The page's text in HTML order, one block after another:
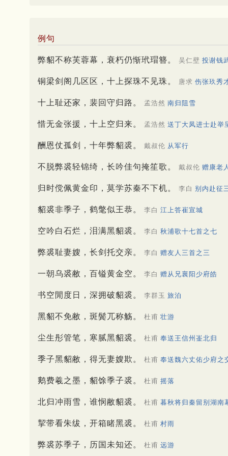
例句
弊貂不称芙蓉幕，衰朽仍惭玳瑁簪。 吴仁壁 投谢钱
铜梁剑阁几区区，十上探珠不见珠。 唐求 伤张玖秀
十上耻还家，裴回守归路。 孟浩然 南归阻雪
惜无金张援，十上空归来。 孟浩然 送丁大凤进士赴举
酬恩仗孤剑，十年弊貂裘。 戴叔伦 从军行
不脱弊裘轻锦绮，长吟佳句掩笙歌。 戴叔伦 赠康老
归时傥佩黄金印，莫学苏秦不下机。 李白 别内赴征
貂裘非季子，鹤氅似王恭。 李白 江上答崔宣城
空吟白石烂，泪满黑貂裘。 李白 秋浦歌十七首之七
弊裘耻妻嫂，长剑托交亲。 李白 赠友人三首之三
一朝乌裘敝，百镒黄金空。 李白 赠从兄襄阳少府皓
书空閒度日，深拥破貂裘。 李群玉 旅泊
黑貂不免敝，斑鬓兀称觞。 杜甫 壮游
尘生彤管笔，寒腻黑貂裘。 杜甫 奉送王信州崟北归
季子黑貂敝，得无妻嫂欺。 杜甫 奉送魏六丈佑少府之
鹅费羲之墨，貂馀季子裘。 杜甫 摇落
北归冲雨雪，谁悯敝貂裘。 杜甫 暮秋将归秦留别湖南
挈带看朱绂，开箱睹黑裘。 杜甫 村雨
弊裘苏季子，历国未知还。 杜甫 远游